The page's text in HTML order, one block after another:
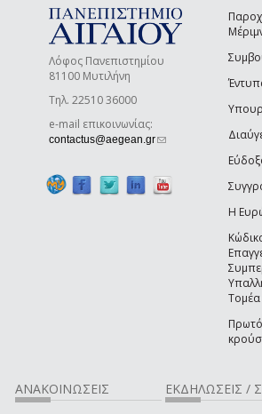
Λόφος Πανεπιστημίου
81100 Μυτιλήνη
Τηλ. 22510 36000
e-mail επικοινωνίας:
contactus@aegean.gr(link sends e-mail)
Η
Τομέα
ΑΝΑΚΟΙΝΩΣΕΙΣ ΕΚΔΗΛΩΣΕΙΣ /